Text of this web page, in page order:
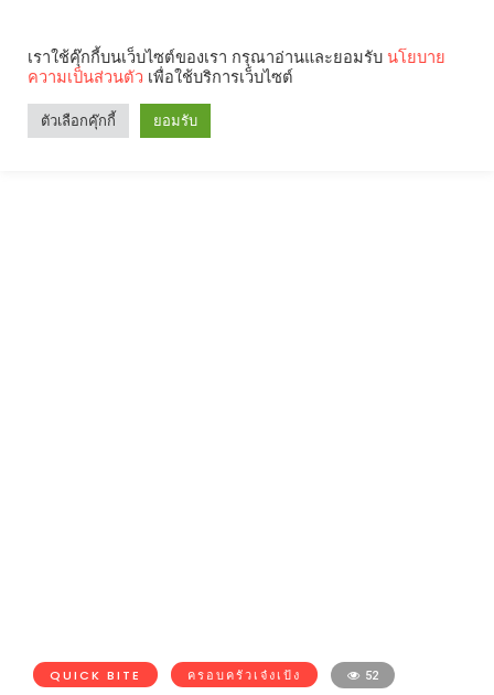
QUICK BITE ครอบครัวเจ๋งเป้ง 52
เราใช้คุ๊กกี้บนเว็บไซต์ของเรา กรุณาอ่านและยอมรับ นโยบาย
ความเป็นส่วนตัว เพื่อใช้บริการเว็บไซต์
ตัวเลือกคุ๊กกี้ ยอมรับ